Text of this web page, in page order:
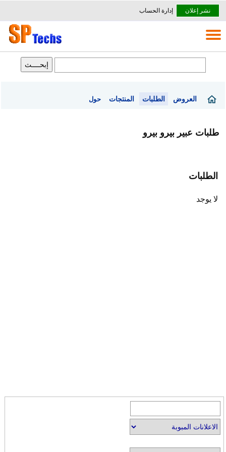
نشر إعلان إدارة الحساب
العروض الطلبات المنتجات حول
طلبات عبير بيرو بيرو
الطلبات
لا يوجد